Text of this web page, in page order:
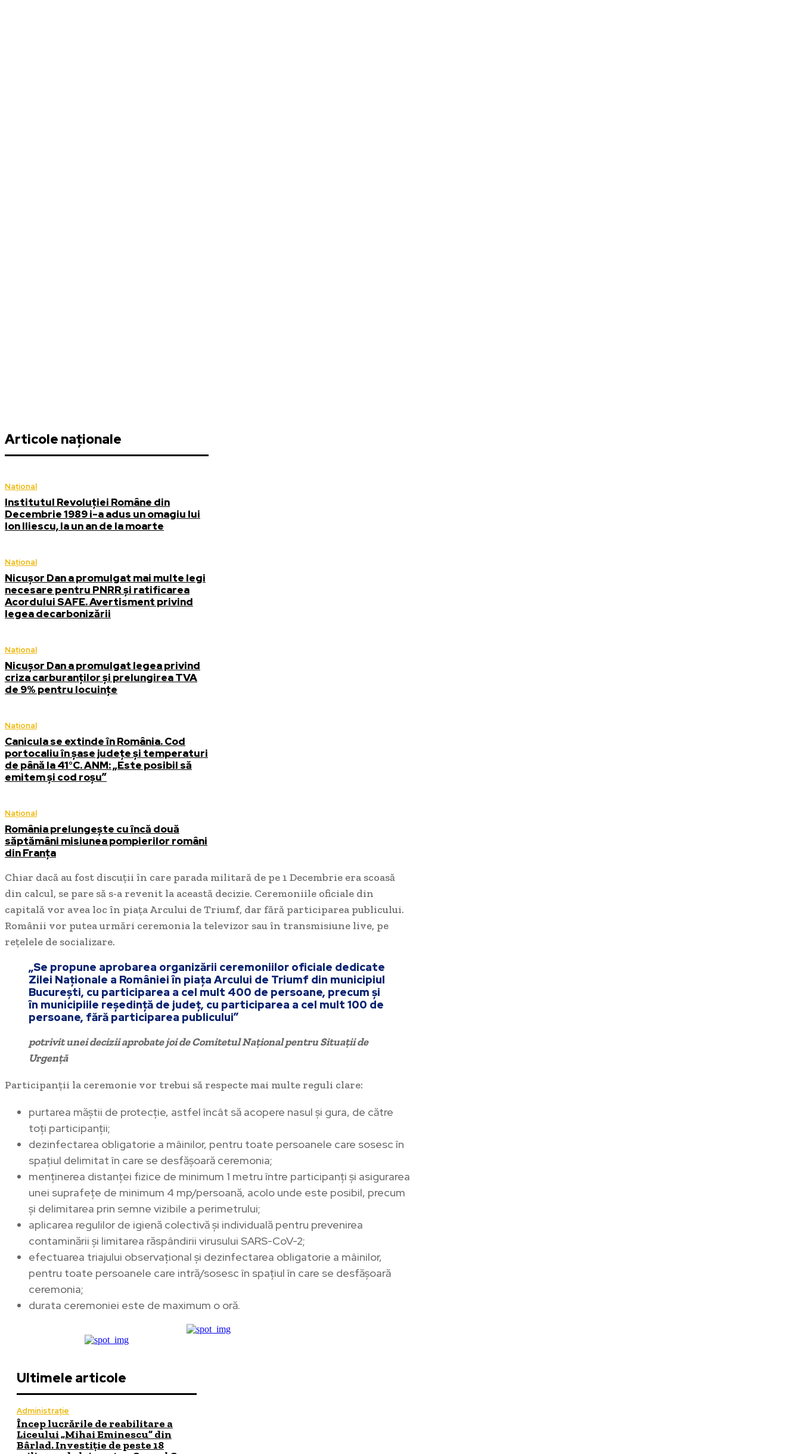
Articole naționale
Național
Institutul Revoluției Române din
Decembrie 1989 i-a adus un omagiu lui
Ion Iliescu, la un an de la moarte
Național
Nicușor Dan a promulgat mai multe legi
necesare pentru PNRR și ratificarea
Acordului SAFE. Avertisment privind
legea decarbonizării
Național
Nicușor Dan a promulgat legea privind
criza carburanților și prelungirea TVA
de 9% pentru locuințe
Național
Canicula se extinde în România. Cod
portocaliu în șase județe și temperaturi
de până la 41°C. ANM: „Este posibil să
emitem și cod roșu”
Național
România prelungește cu încă două
săptămâni misiunea pompierilor români
din Franța
Chiar dacă au fost discuții în care parada militară de pe 1 Decembrie era scoasă
din calcul, se pare să s-a revenit la această decizie. Ceremoniile oficiale din
capitală vor avea loc în piața Arcului de Triumf, dar fără participarea publicului.
Românii vor putea urmări ceremonia la televizor sau în transmisiune live, pe
rețelele de socializare.
„Se propune aprobarea organizării ceremoniilor oficiale dedicate
Zilei Naționale a României în piața Arcului de Triumf din municipiul
București, cu participarea a cel mult 400 de persoane, precum și
în municipiile reședință de județ, cu participarea a cel mult 100 de
persoane, fără participarea publicului”
potrivit unei decizii aprobate joi de Comitetul Național pentru Situații de
Urgență
Participanții la ceremonie vor trebui să respecte mai multe reguli clare:
purtarea măștii de protecție, astfel încât să acopere nasul şi gura, de către
toți participanții;
dezinfectarea obligatorie a mâinilor, pentru toate persoanele care sosesc în
spațiul delimitat în care se desfășoară ceremonia;
menținerea distanței fizice de minimum 1 metru între participanți şi asigurarea
unei suprafețe de minimum 4 mp/persoană, acolo unde este posibil, precum
și delimitarea prin semne vizibile a perimetrului;
aplicarea regulilor de igienă colectivă şi individuală pentru prevenirea
contaminării şi limitarea răspândirii virusului SARS-CoV-2;
efectuarea triajului observațional şi dezinfectarea obligatorie a mâinilor,
pentru toate persoanele care intră/sosesc în spațiul în care se desfășoară
ceremonia;
durata ceremoniei este de maximum o oră.
Ultimele articole
Administrație
Încep lucrările de reabilitare a
Liceului „Mihai Eminescu” din
Bârlad. Investiție de peste 18